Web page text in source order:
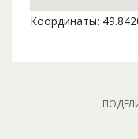
Координаты: